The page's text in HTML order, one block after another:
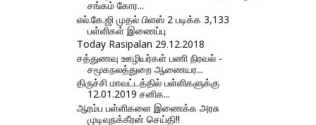
சங்கம் கோர...
எல்.கே.ஜி முதல் பிளஸ் 2 படிக்க 3,133
பள்ளிகள் இணைப்பு
Today Rasipalan 29.12.2018
சத்துணவு ஊழியர்கள் பணி நிரவல் -
சமூகநலத்துறை ஆணையர...
திருச்சி மாவட்டத்தில் பள்ளிகளுக்கு
12.01.2019 சனிக...
ஆரம்ப பள்ளிகளை இணைக்க அரசு
முடிவுநக்கீரன் செய்தி!!